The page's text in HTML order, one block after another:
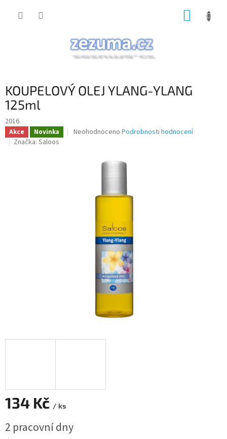
KOUPELOVÝ OLEJ YLANG-YLANG
125ml
2016
Akce Novinka
Průměrné
hvězdiček.
Neohodnoceno Podrobnosti hodnocení
Značka: Saloos
134 Kč / ks
cena:
2 pracovní dny